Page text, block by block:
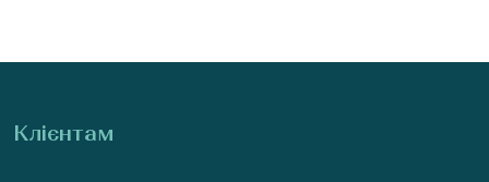
Клієнтам